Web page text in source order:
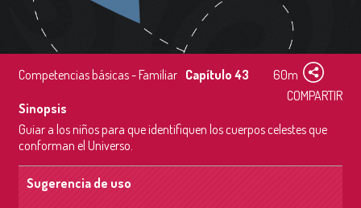
Competencias básicas - Familiar Capítulo 43
60m
COMPARTIR
Sinopsis
Guiar a los niños para que identifiquen los cuerpos celestes que
conforman el Universo.
Sugerencia de uso